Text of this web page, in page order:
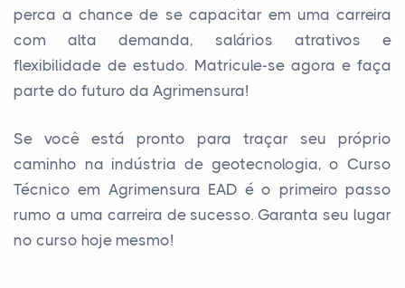
perca a chance de se capacitar em uma carreira
com alta demanda, salários atrativos e
flexibilidade de estudo. Matricule-se agora e faça
parte do futuro da Agrimensura!
Se você está pronto para traçar seu próprio
caminho na indústria de geotecnologia, o Curso
Técnico em Agrimensura EAD é o primeiro passo
rumo a uma carreira de sucesso. Garanta seu lugar
no curso hoje mesmo!